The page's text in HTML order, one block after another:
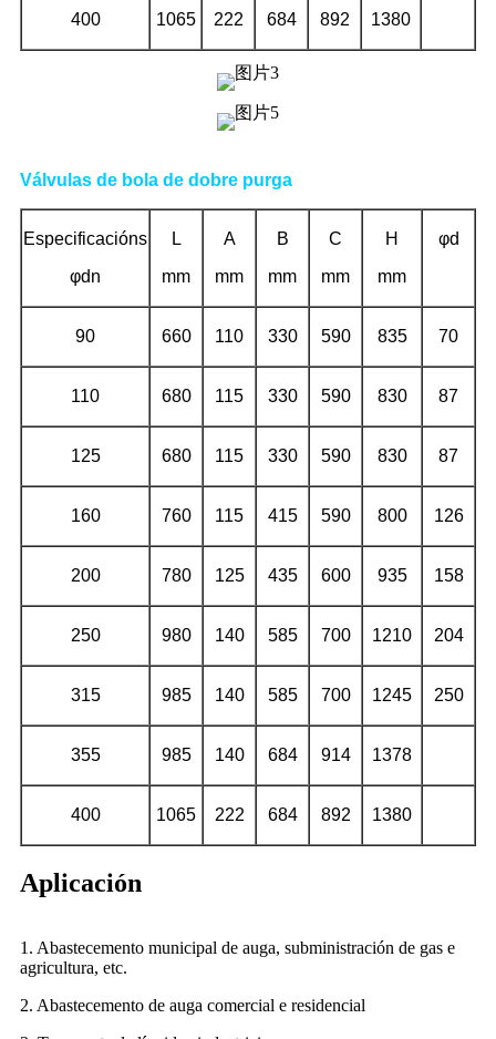
400 1065 222 684 892 1380
Válvulas de bola de dobre purga
Especificacións
φdn
L
mm
A
mm
B
mm
C
mm
H
mm
φd
90 660 110 330 590 835 70
110 680 115 330 590 830 87
125 680 115 330 590 830 87
160 760 115 415 590 800 126
200 780 125 435 600 935 158
250 980 140 585 700 1210 204
315 985 140 585 700 1245 250
355 985 140 684 914 1378
400 1065 222 684 892 1380
Aplicación
1. Abastecemento municipal de auga, subministración de gas e
agricultura, etc.
2. Abastecemento de auga comercial e residencial